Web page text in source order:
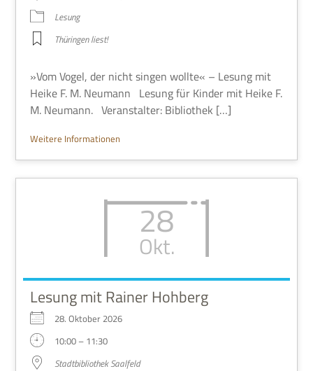
Lesung
Thü­rin­gen liest!
»Vom Vogel, der nicht sin­gen wollte« – Lesung mit
Heike F. M. Neu­mann Lesung für Kin­der mit Heike F.
M. Neu­mann. Ver­an­stal­ter: Bibliothek […]
Wei­tere Informationen
28
Okt.
Lesung mit Rainer Hohberg
28. Okto­ber 2026
10:00 – 11:30
Stadt­bi­blio­thek Saalfeld